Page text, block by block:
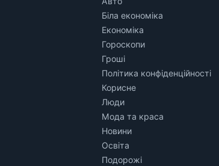
Біла економіка
Економіка
Гороскопи
Гроші
Політика конфіденційності
Корисне
Люди
Мода та краса
Новини
Освіта
Подорожі